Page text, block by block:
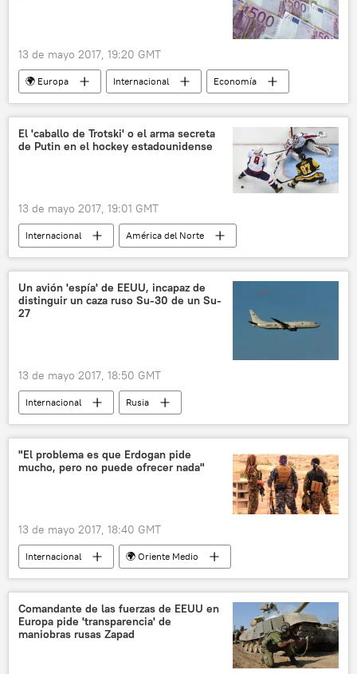
13 de mayo 2017, 19:20 GMT
🌍 Europa Internacional
Economía
Ucrania
ayuda financiera
Unión Europea (UE)
noticias
El 'caballo de Trotski' o el arma secreta
de Putin en el hockey estadounidense
13 de mayo 2017, 19:01 GMT
Internacional
América del Norte
EEUU
Vladímir Putin
Alexandr Ovechkin
hockey sobre hielo
humor
Rusia noticias
Un avión 'espía' de EEUU, incapaz de
distinguir un caza ruso Su-30 de un Su-
27
13 de mayo 2017, 18:50 GMT
Internacional
Rusia
💬 Opinión y Análisis
Su-30
P-8A Poseidon
aviones
Víktor Baranets
noticias
"El problema es que Erdogan pide
mucho, pero no puede ofrecer nada"
13 de mayo 2017, 18:40 GMT
Internacional
🌍 Oriente Medio
EEUU
Siria
Turquía
Recep Tayyip Erdogan
Donald Trump
Comandante de las fuerzas de EEUU en
Europa pide 'transparencia' de
maniobras rusas Zapad